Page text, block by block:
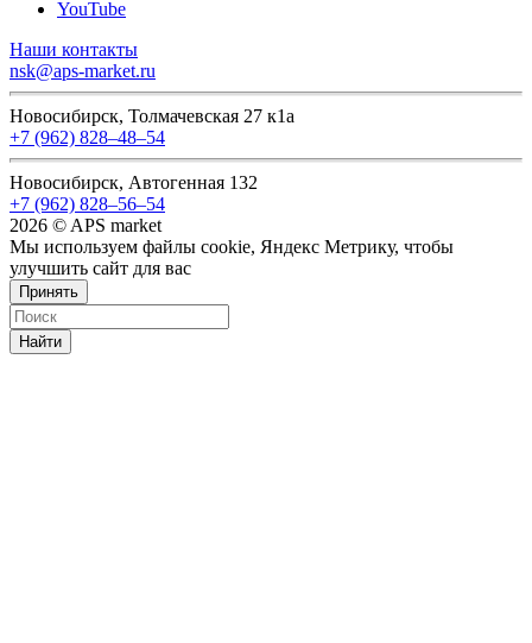
YouTube
Наши контакты
nsk@aps-market.ru
Новосибирск, Толмачевская 27 к1а
+7 (962) 828‒48‒54
Новосибирск, Автогенная 132
+7 (962) 828‒56‒54
2026 © APS market
Мы используем файлы cookie, Яндекс Метрику, чтобы
улучшить сайт для вас
Принять
Найти